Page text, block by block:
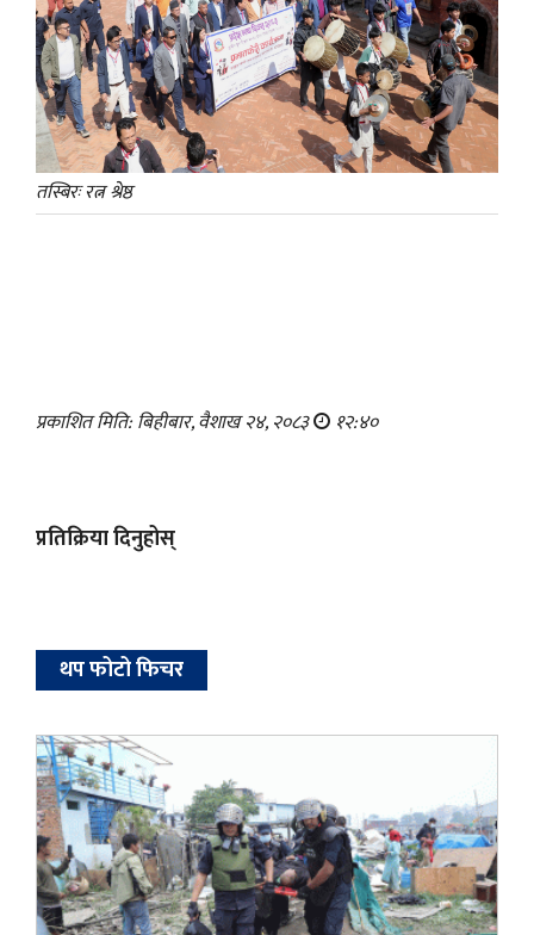
तस्बिरः रत्न श्रेष्ठ
प्रकाशित मिति: बिहीबार, वैशाख २४, २०८३ १२:४०
प्रतिक्रिया दिनुहोस्
थप फोटो फिचर